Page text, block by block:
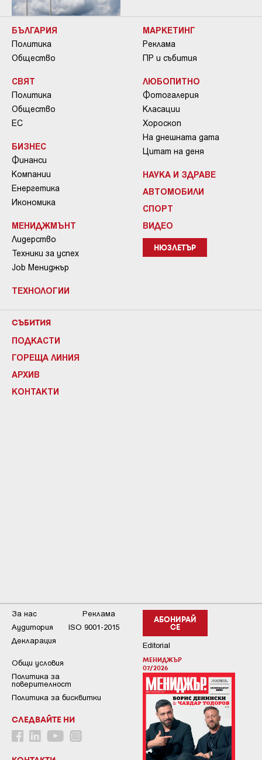
БЪЛГАРИЯ
Политика
Общество
СВЯТ
Политика
Общество
ЕС
БИЗНЕС
Финанси
Компании
Енергетика
Икономика
МЕНИДЖМЪНТ
Лидерство
Техники за успех
Job Мениджър
ТЕХНОЛОГИИ
МАРКЕТИНГ
Реклама
ПР и събития
ЛЮБОПИТНО
Фотогалерия
Класации
Хороскоп
На днешната дата
Цитат на деня
НАУКА И ЗДРАВЕ
АВТОМОБИЛИ
СПОРТ
ВИДЕО
НЮЗЛЕТЪР
СЪБИТИЯ
ПОДКАСТИ
ГОРЕЩА ЛИНИЯ
АРХИВ
КОНТАКТИ
АБОНИРАЙ
СЕ
Editorial
МЕНИДЖЪР
07/2026
За нас
Реклама
Аудитория
ISO 9001-2015
Декларация
Общи условия
Пoлитикa зa
пoвepитeлнocт
Политика за бисквитки
СЛЕДВАЙТЕ НИ